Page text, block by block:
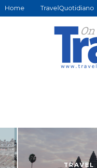
Home TravelQuotidiano
TRAVEL